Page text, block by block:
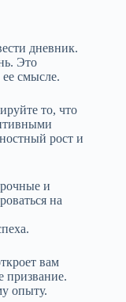
дневник.
Это
смысле.
то, что
рост и
и
на
вам
призвание.
опыту.